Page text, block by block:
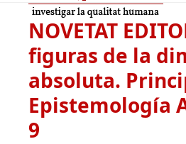
menu
menu
NOVETAT
figuras de la
absoluta.
Epistemología
9